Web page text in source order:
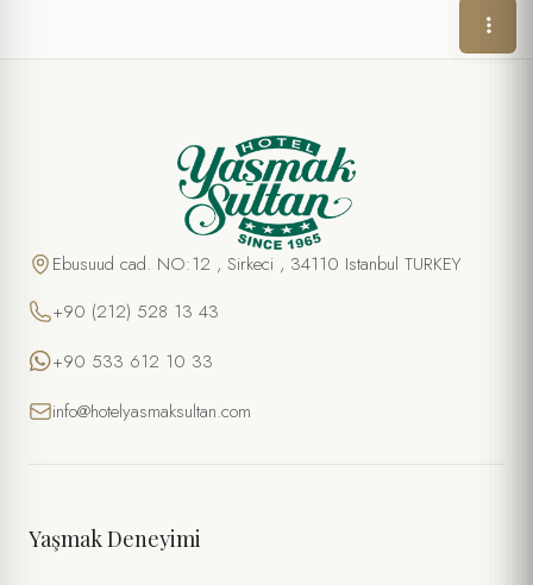
Ebusuud cad. NO:12 , Sirkeci , 34110 Istanbul TURKEY
+90 (212) 528 13 43
+90 533 612 10 33
info@hotelyasmaksultan.com
Yaşmak Deneyimi